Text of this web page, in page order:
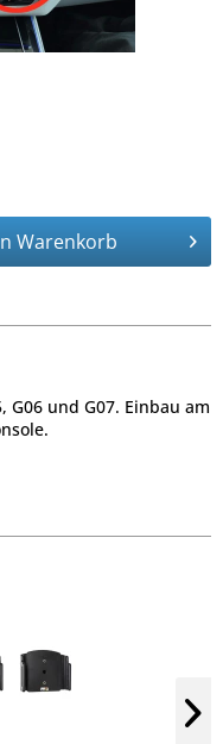
Warenkorb
G06 und G07. Einbau am